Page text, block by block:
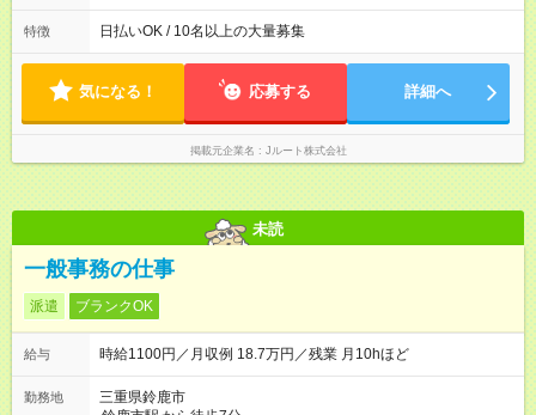
働8時間） ※週5日勤務（場所次第では週4も有り） ※配達状況に
よって時間外での勤務可能性有り ※案件により多少の前後あり
特徴 日払いOK / 10名以上の大量募集
気になる！ 応募する 詳細へ
掲載元企業名 Jルート株式会社
未読
一般事務の仕事
派遣 ブランクOK
給与 時給1100円／月収例 18.7万円／残業 月10hほど
勤務地
三重県鈴鹿市